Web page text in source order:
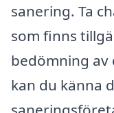
sanering. Ta
som finns
bedömning av
kan du känna